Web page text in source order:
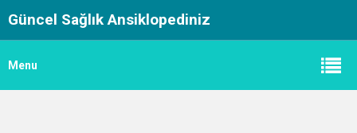
Güncel Sağlık Ansiklopediniz
Menu